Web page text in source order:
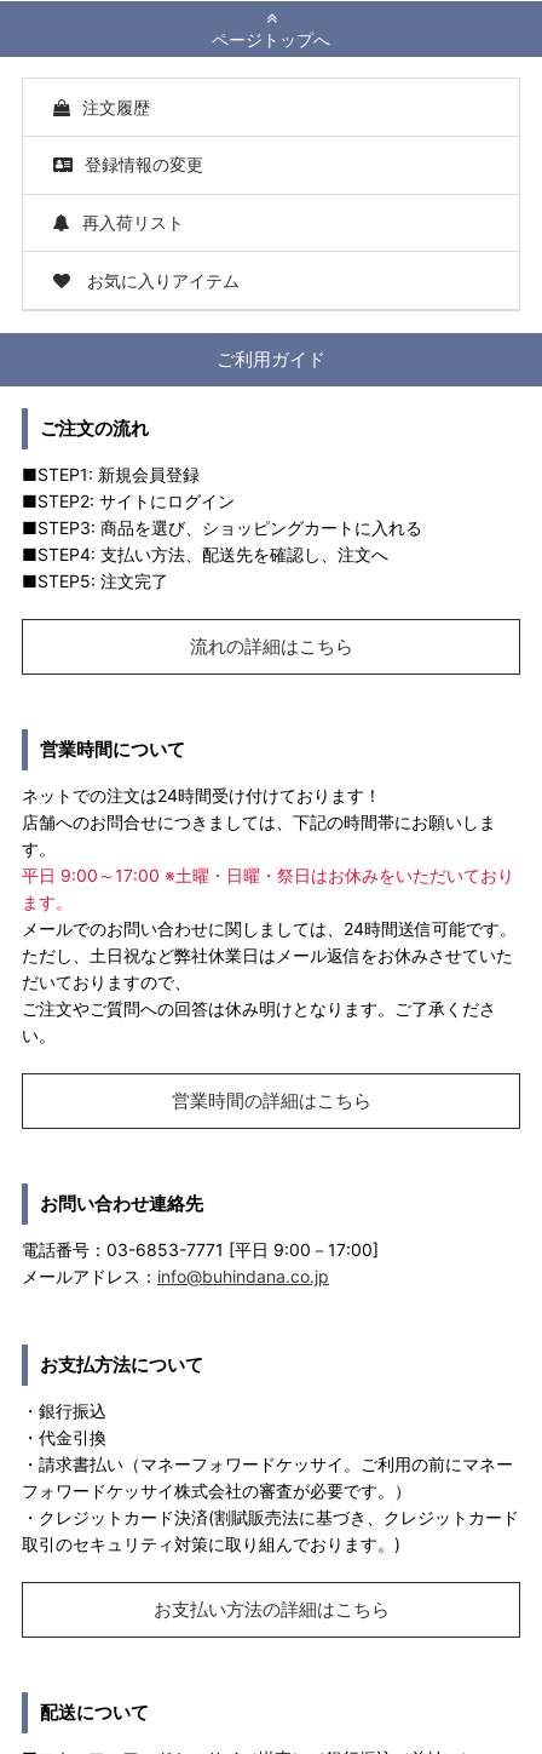
ページトップへ
注文履歴
登録情報の変更
再入荷リスト
お気に入りアイテム
ご利用ガイド
ご注文の流れ
■STEP1: 新規会員登録
■STEP2: サイトにログイン
■STEP3: 商品を選び、ショッピングカートに入れる
■STEP4: 支払い方法、配送先を確認し、注文へ
■STEP5: 注文完了
流れの詳細はこちら
営業時間について
ネットでの注文は24時間受け付けております！
店舗へのお問合せにつきましては、下記の時間帯にお願いしま
す。
平日 9:00～17:00 ※土曜・日曜・祭日はお休みをいただいており
ます。
メールでのお問い合わせに関しましては、24時間送信可能です。
ただし、土日祝など弊社休業日はメール返信をお休みさせていた
だいておりますので、
ご注文やご質問への回答は休み明けとなります。ご了承くださ
い。
営業時間の詳細はこちら
お問い合わせ連絡先
電話番号：03-6853-7771 [平日 9:00－17:00]
メールアドレス： info@buhindana.co.jp
お支払方法について
・銀行振込
・代金引換
・請求書払い（マネーフォワードケッサイ。ご利用の前にマネー
フォワードケッサイ株式会社の審査が必要です。）
・クレジットカード決済(割賦販売法に基づき、クレジットカード
取引のセキュリティ対策に取り組んでおります。)
お支払い方法の詳細はこちら
配送について